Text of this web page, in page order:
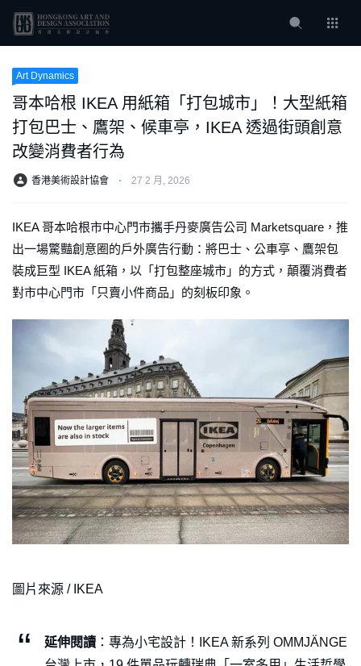
Art Dynamics
哥本哈根 IKEA 用紙箱「打包城市」！大型紙箱
打包巴士、鷹架、候車亭，IKEA 透過街頭創意
改變消費者行為
香港美術設計協會 ⋅ 27 2 月, 2026
IKEA 哥本哈根市中心門市攜手丹麥廣告公司 Marketsquare，推
出一場驚豔創意圈的戶外廣告行動：將巴士、公車亭、鷹架包
裝成巨型 IKEA 紙箱，以「打包整座城市」的方式，顛覆消費者
對市中心門市「只賣小件商品」的刻板印象。
圖片來源 / IKEA
延伸閱讀 ：專為小宅設計！IKEA 新系列 OMMJÄNGE